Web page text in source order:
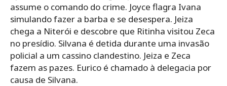
assume o comando do crime. Joyce flagra Ivana
simulando fazer a barba e se desespera. Jeiza
chega a Niterói e descobre que Ritinha visitou Zeca
no presídio. Silvana é detida durante uma invasão
policial a um cassino clandestino. Jeiza e Zeca
fazem as pazes. Eurico é chamado à delegacia por
causa de Silvana.